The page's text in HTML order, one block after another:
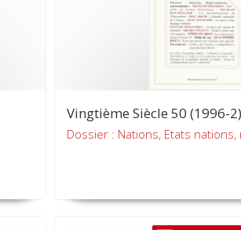
Vingtième Siècle 50 (1996-2)
Dossier : Nations, Etats